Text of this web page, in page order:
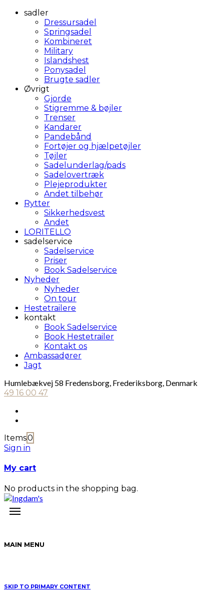
sadler
Dressursadel
Springsadel
Kombineret
Military
Islandshest
Ponysadel
Brugte sadler
Øvrigt
Gjorde
Stigremme & bøjler
Trenser
Kandarer
Pandebånd
Fortøjer og hjælpetøjler
Tøjler
Sadelunderlag/pads
Sadelovertræk
Plejeprodukter
Andet tilbehør
Rytter
Sikkerhedsvest
Andet
LORITELLO
sadelservice
Sadelservice
Priser
Book Sadelservice
Nyheder
Nyheder
On tour
Hestetrailere
kontakt
Book Sadelservice
Book Hestetrailer
Kontakt os
Ambassadører
Jagt
Humlebækvej 58 Fredensborg, Frederiksborg, Denmark
49 16 00 47
Items0
Sign in
My cart
No products in the shopping bag.
MAIN MENU
SKIP TO PRIMARY CONTENT